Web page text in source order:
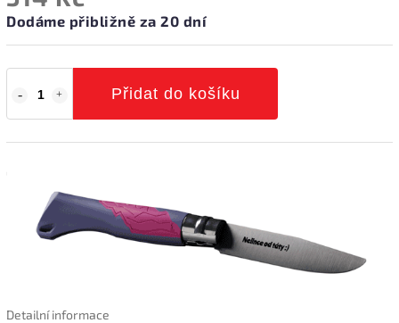
Dodáme přibližně za 20 dní
Přidat do košíku
Detailní informace